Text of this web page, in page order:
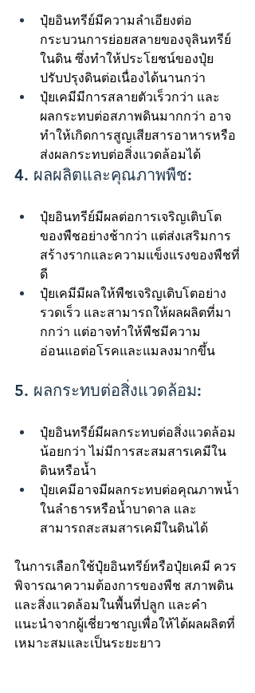
ปุ๋ยอินทรีย์มีความลำเอียงต่อ
กระบวนการย่อยสลายของจุลินทรีย์
ในดิน ซึ่งทำให้ประโยชน์ของปุ๋ย
ปรับปรุงดินต่อเนื่องได้นานกว่า
ปุ๋ยเคมีมีการสลายตัวเร็วกว่า และ
ผลกระทบต่อสภาพดินมากกว่า อาจ
ทำให้เกิดการสูญเสียสารอาหารหรือ
ส่งผลกระทบต่อสิ่งแวดล้อมได้
4. ผลผลิตและคุณภาพพืช:
ปุ๋ยอินทรีย์มีผลต่อการเจริญเติบโต
ของพืชอย่างช้ากว่า แต่ส่งเสริมการ
สร้างรากและความแข็งแรงของพืชที่
ดี
ปุ๋ยเคมีมีผลให้พืชเจริญเติบโตอย่าง
รวดเร็ว และสามารถให้ผลผลิตที่มา
กกว่า แต่อาจทำให้พืชมีความ
อ่อนแอต่อโรคและแมลงมากขึ้น
5. ผลกระทบต่อสิ่งแวดล้อม:
ปุ๋ยอินทรีย์มีผลกระทบต่อสิ่งแวดล้อม
น้อยกว่า ไม่มีการสะสมสารเคมีใน
ดินหรือน้ำ
ปุ๋ยเคมีอาจมีผลกระทบต่อคุณภาพน้ำ
ในลำธารหรือน้ำบาดาล และ
สามารถสะสมสารเคมีในดินได้
ในการเลือกใช้ปุ๋ยอินทรีย์หรือปุ๋ยเคมี ควร
พิจารณาความต้องการของพืช สภาพดิน
และสิ่งแวดล้อมในพื้นที่ปลูก และคำ
แนะนำจากผู้เชี่ยวชาญเพื่อให้ได้ผลผลิตที่
เหมาะสมและเป็นระยะยาว